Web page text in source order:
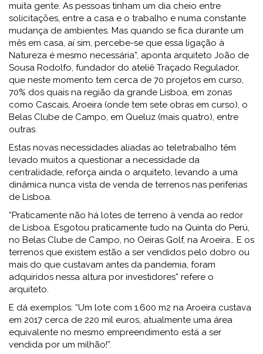
muita gente. As pessoas tinham um dia cheio entre
solicitações, entre a casa e o trabalho e numa constante
mudança de ambientes. Mas quando se fica durante um
mês em casa, aí sim, percebe-se que essa ligação à
Natureza é mesmo necessária”, aponta arquiteto João de
Sousa Rodolfo, fundador do ateliê Traçado Regulador,
que neste momento tem cerca de 70 projetos em curso,
70% dos quais na região da grande Lisboa, em zonas
como Cascais, Aroeira (onde tem sete obras em curso), o
Belas Clube de Campo, em Queluz (mais quatro), entre
outras.
Estas novas necessidades aliadas ao teletrabalho têm
levado muitos a questionar a necessidade da
centralidade, reforça ainda o arquiteto, levando a uma
dinâmica nunca vista de venda de terrenos nas periferias
de Lisboa.
“Praticamente não há lotes de terreno à venda ao redor
de Lisboa. Esgotou praticamente tudo na Quinta do Perú,
no Belas Clube de Campo, no Oeiras Golf, na Aroeira… E os
terrenos que existem estão a ser vendidos pelo dobro ou
mais do que custavam antes da pandemia, foram
adquiridos nessa altura por investidores” refere o
arquiteto.
E dá exemplos: “Um lote com 1.600 m2 na Aroeira custava
em 2017 cerca de 220 mil euros, atualmente uma área
equivalente no mesmo empreendimento está a ser
vendida por um milhão!”.